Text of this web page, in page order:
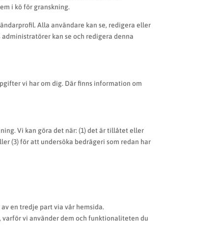
i kö för granskning.
Alla användare kan se, redigera eller
kan se och redigera denna
vi har om dig. Där finns information om
Vi kan göra det när: (1) det är tillåtet eller
(3) för att undersöka bedrägeri som redan har
en tredje part via vår hemsida.
varför vi använder dem och funktionaliteten du